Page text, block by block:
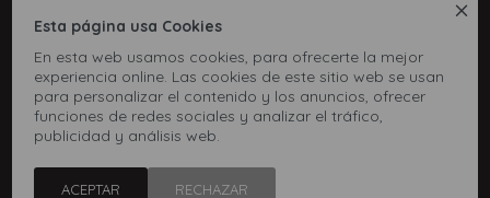

Esta página usa Cookies
En esta web usamos cookies, para ofrecerte la mejor
experiencia online. Las cookies de este sitio web se usan
para personalizar el contenido y los anuncios, ofrecer
funciones de redes sociales y analizar el tráfico,
publicidad y análisis web.
ACEPTAR RECHAZAR